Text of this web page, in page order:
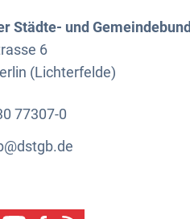
Städte- und Gemeindebund
6
(Lichterfelde)
77307-0